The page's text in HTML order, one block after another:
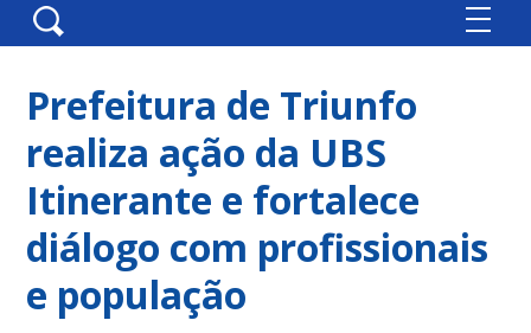
Prefeitura de Triunfo
realiza ação da UBS
Itinerante e fortalece
diálogo com profissionais
e população